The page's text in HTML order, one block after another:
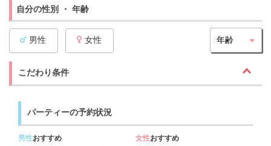
自分の性別 ・ 年齢
男性 女性
こだわり条件
パーティーの予約状況
男性おすすめ 女性おすすめ